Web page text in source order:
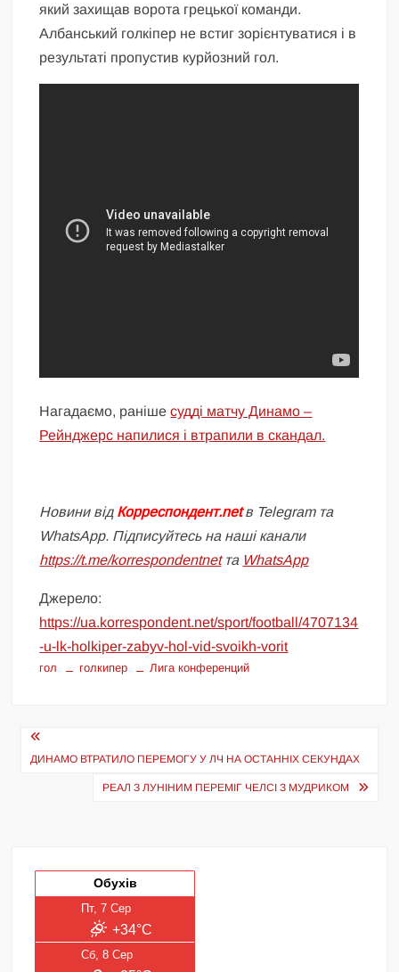
який захищав ворота грецької команди.
Албанський голкіпер не встиг зорієнтуватися і в
результаті пропустив курйозний гол.
Нагадаємо, ранішесудді матчу Динамо –
Рейнджерс напилися і втрапили в скандал.
Новини відКорреспондент.netв Telegram та
WhatsApp. Підписуйтесь на наші канали
https://t.me/korrespondentnetта WhatsApp
Джерело:
https://ua.korrespondent.net/sport/football/4707134
-u-lk-holkiper-zabyv-hol-vid-svoikh-vorit
гол голкипер Лига конференций
Навігація
записів
ДИНАМО ВТРАТИЛО ПЕРЕМОГУ У ЛЧ НА ОСТАННІХ СЕКУНДАХ
РЕАЛ З ЛУНІНИМ ПЕРЕМІГ ЧЕЛСІ З МУДРИКОМ
Обухів
Пт, 7 Сер
+34°C
Сб, 8 Сер